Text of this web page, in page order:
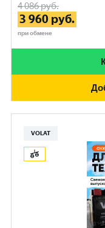
4 086руб.
3 960 руб.
при обмене
VOLAT